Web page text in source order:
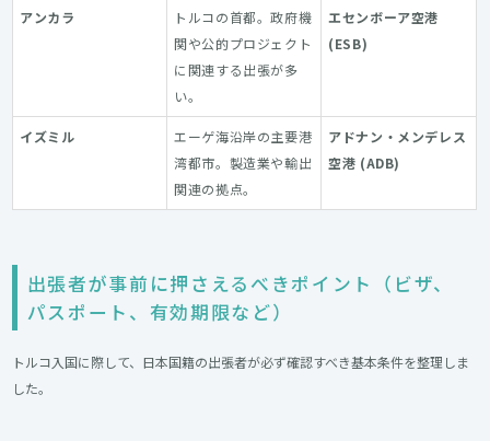
アンカラ
トルコの首都。政府機
関や公的プロジェクト
に関連する出張が多
い。
エセンボーア空港
(ESB)
イズミル
エーゲ海沿岸の主要港
湾都市。製造業や輸出
関連の拠点。
アドナン・メンデレス
空港 (ADB)
出張者が事前に押さえるべきポイント（ビザ、
パスポート、有効期限など）
トルコ入国に際して、日本国籍の出張者が必ず確認すべき基本条件を整理しま
した。